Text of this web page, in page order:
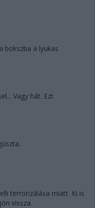
bokszba a lyukas
Vagy hát. Ezt
terrorizálása miatt. Ki is
vissza.